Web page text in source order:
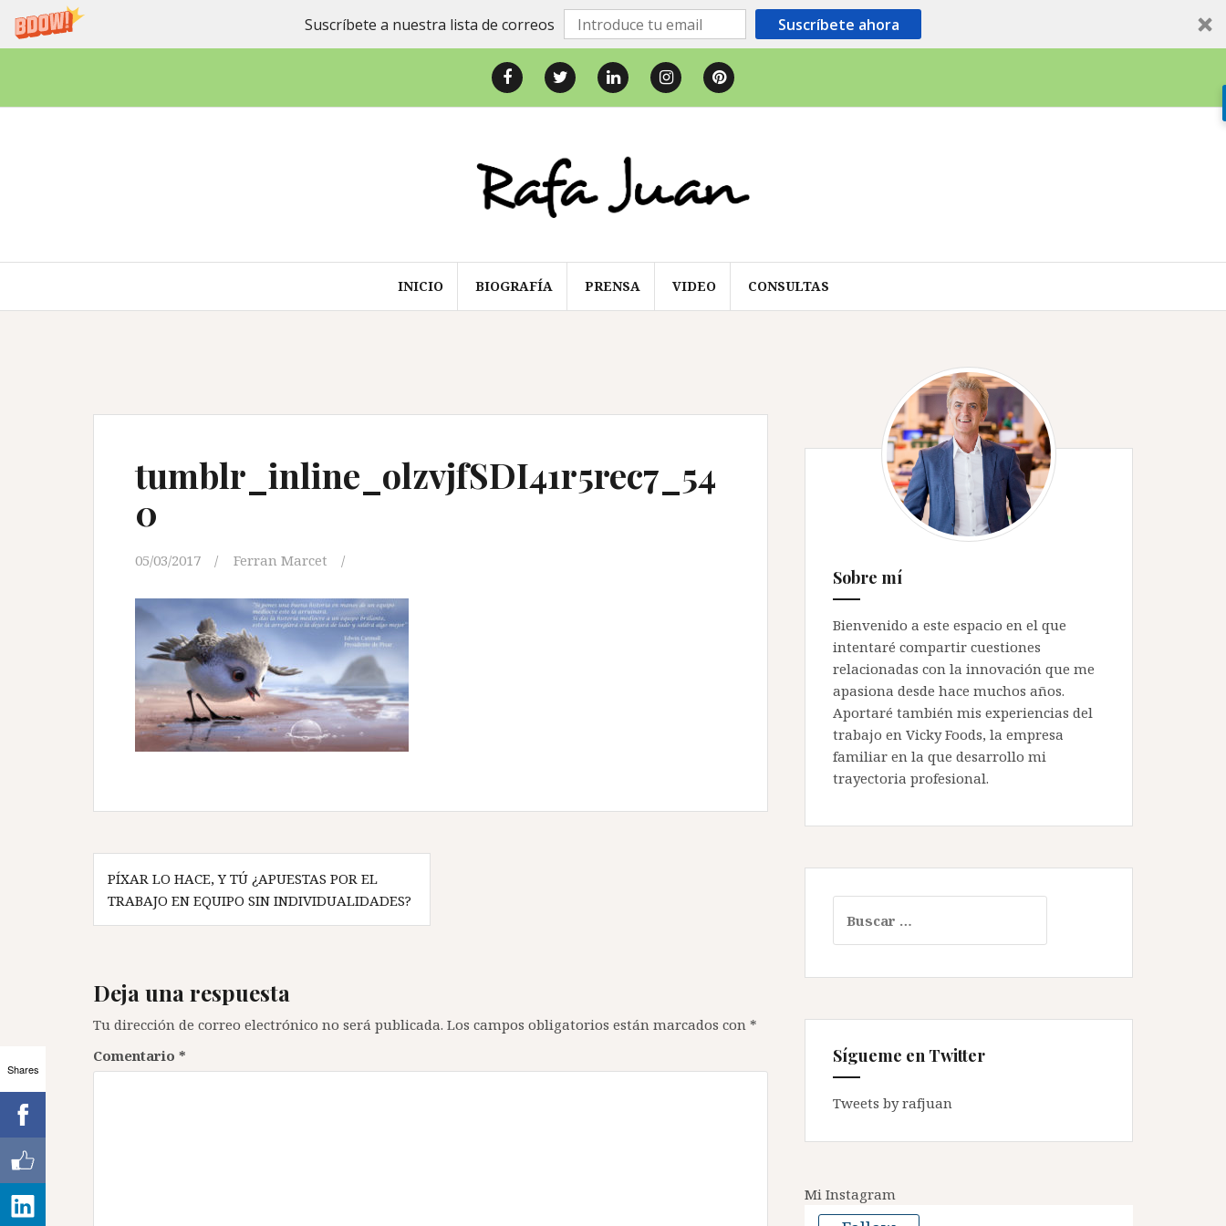
Suscríbete a nuestra lista de correos Suscríbete ahora
contenido
FacebookTwitter LinkedInInstagramPinterest
INICIO BIOGRAFÍA PRENSA VIDEO CONSULTAS
tumblr_inline_olzvjfSDI41r5rec7_54
0
05/03/2017 Ferran Marcet
Navegación
de
entradas
PÍXAR LO HACE, Y TÚ ¿APUESTAS POR EL
TRABAJO EN EQUIPO SIN INDIVIDUALIDADES?
Deja una respuesta
Tu dirección de correo electrónico no será publicada. Los campos obligatorios están marcados con *
Comentario *
Sobre mí
Bienvenido a este espacio en el que
intentaré compartir cuestiones
relacionadas con la innovación que me
apasiona desde hace muchos años.
Aportaré también mis experiencias del
trabajo en Vicky Foods, la empresa
familiar en la que desarrollo mi
trayectoria profesional.
Sígueme en Twitter
Tweets by rafjuan
Mi Instagram
Shares